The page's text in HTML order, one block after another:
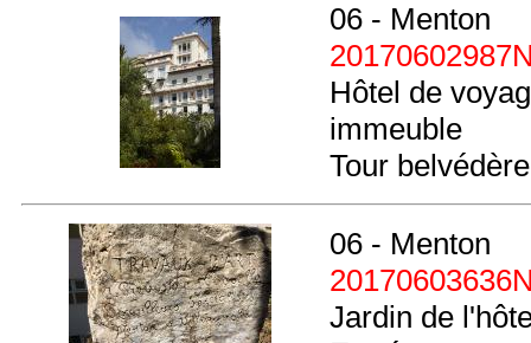
06 - Menton
Hôtel de
immeuble
Tour
06 - Menton
Jardin de